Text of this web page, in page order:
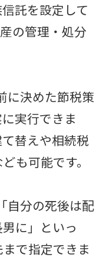
託を設定して
の管理・処分
に決めた節税策
実行できま
替えや相続税
も可能です。
「自分の死後は配
に」といっ
で指定できま